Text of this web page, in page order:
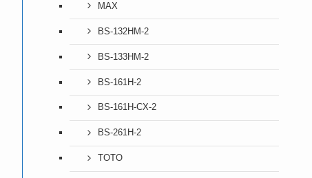
MAX
BS-132HM-2
BS-133HM-2
BS-161H-2
BS-161H-CX-2
BS-261H-2
TOTO